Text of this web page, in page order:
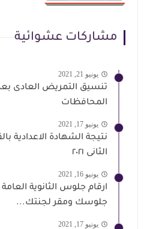
مشاركات عشوائية
يونيو 21, 2021
المحافظات
يونيو 17, 2021
نتيجة الشهادة الاعدادية
الثانى ٢٠٢١
يونيو 16, 2021
ارقام جلوس الثانوية
جلوسك ومقر لجنتك...
يونيو 17, 2021